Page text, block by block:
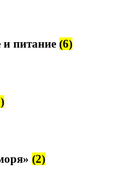
и питание (6)
(2)